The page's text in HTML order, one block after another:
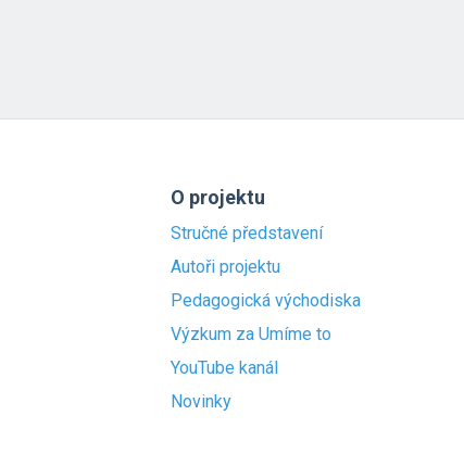
O projektu
Stručné představení
Autoři projektu
Pedagogická východiska
Výzkum za Umíme to
YouTube kanál
Novinky